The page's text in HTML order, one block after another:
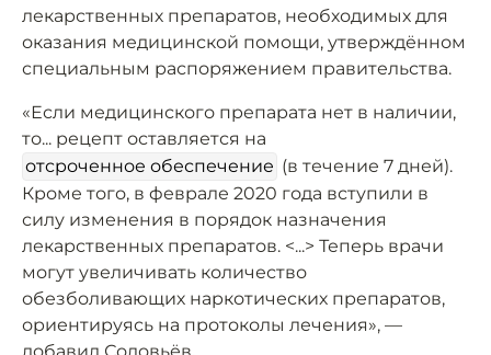
лекарственных препаратов, необходимых для
оказания медицинской помощи, утверждённом
специальным распоряжением правительства.
«Если медицинского препарата нет в наличии,
то... рецепт оставляется на
отсроченное обеспечение (в течение 7 дней).
Кроме того, в феврале 2020 года вступили в
силу изменения в порядок назначения
лекарственных препаратов. <...> Теперь врачи
могут увеличивать количество
обезболивающих наркотических препаратов,
ориентируясь на протоколы лечения», —